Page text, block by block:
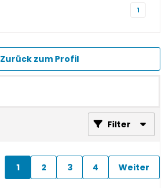
1
Zurück zum Profil
Filter
1 2 3 4 Weiter